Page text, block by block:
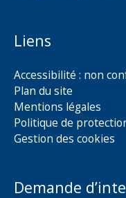
Liens
Accessibilité : non
Plan du site
Mentions légales
Politique de
Gestion des cookies
Demande